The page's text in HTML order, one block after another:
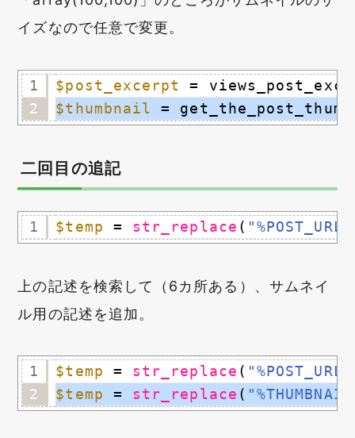
イズなので任意で変更。
1
2
$post_excerpt
=
$thumbnail
=
二回目の追記
1 $temp = str_replace (
上の記述を検索して（6カ所ある）、サムネイ
ル用の記述を追加。
1
2
$temp = str_replace (
$temp
= str_replace (